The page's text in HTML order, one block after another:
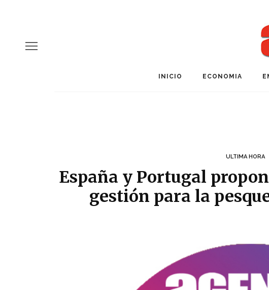
INICIO ECONOMIA
ULTIMA HORA
España y Portugal
gestión para la